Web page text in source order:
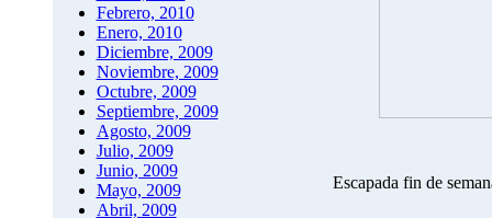
Febrero, 2010
Enero, 2010
Diciembre, 2009
Noviembre, 2009
Octubre, 2009
Septiembre, 2009
Agosto, 2009
Julio, 2009
Junio, 2009
Mayo, 2009
Abril, 2009
Escapada fin de